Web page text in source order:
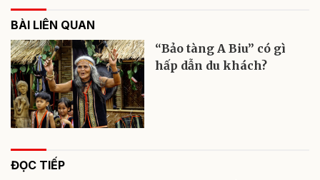
BÀI LIÊN QUAN
“Bảo tàng A Biu” có gì
hấp dẫn du khách?
ĐỌC TIẾP